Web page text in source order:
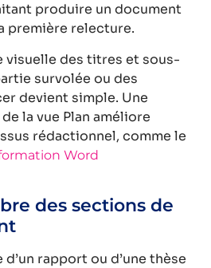
produire un document
première relecture.
visuelle des titres et sous-
survolée ou des
devient simple. Une
la vue Plan améliore
rédactionnel, comme le
Word
des sections de
rapport ou d’une thèse